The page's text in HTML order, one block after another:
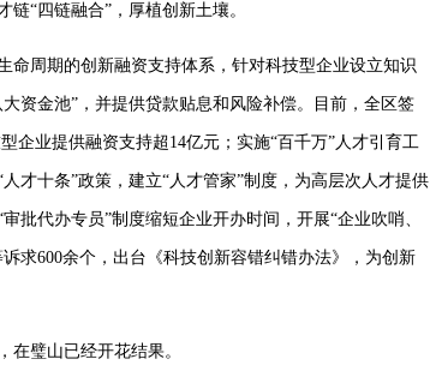
“四链融合”，厚植创新土壤。
命周期的创新融资支持体系，针对科技型企业设立知识
资金池”，并提供贷款贴息和风险补偿。目前，全区签
企业提供融资支持超14亿元；实施“百千万”人才引育工
才十条”政策，建立“人才管家”制度，为高层次人才提供
批代办专员”制度缩短企业开办时间，开展“企业吹哨、
求600余个，出台《科技创新容错纠错办法》，为创新
在璧山已经开花结果。